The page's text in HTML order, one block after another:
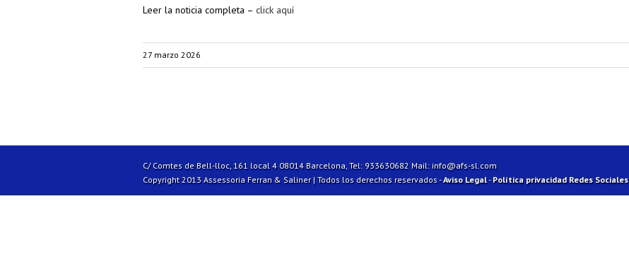
Leer la noticia completa – click aquí
27 marzo 2026
C/ Comtes de Bell-lloc, 161 local 4 08014 Barcelona, Tel: 933630682 Mail: info@afs-sl.com
Copyright 2013 Assessoria Ferran & Saliner | Todos los derechos reservados -Aviso Legal-Política privacidad Redes Sociales